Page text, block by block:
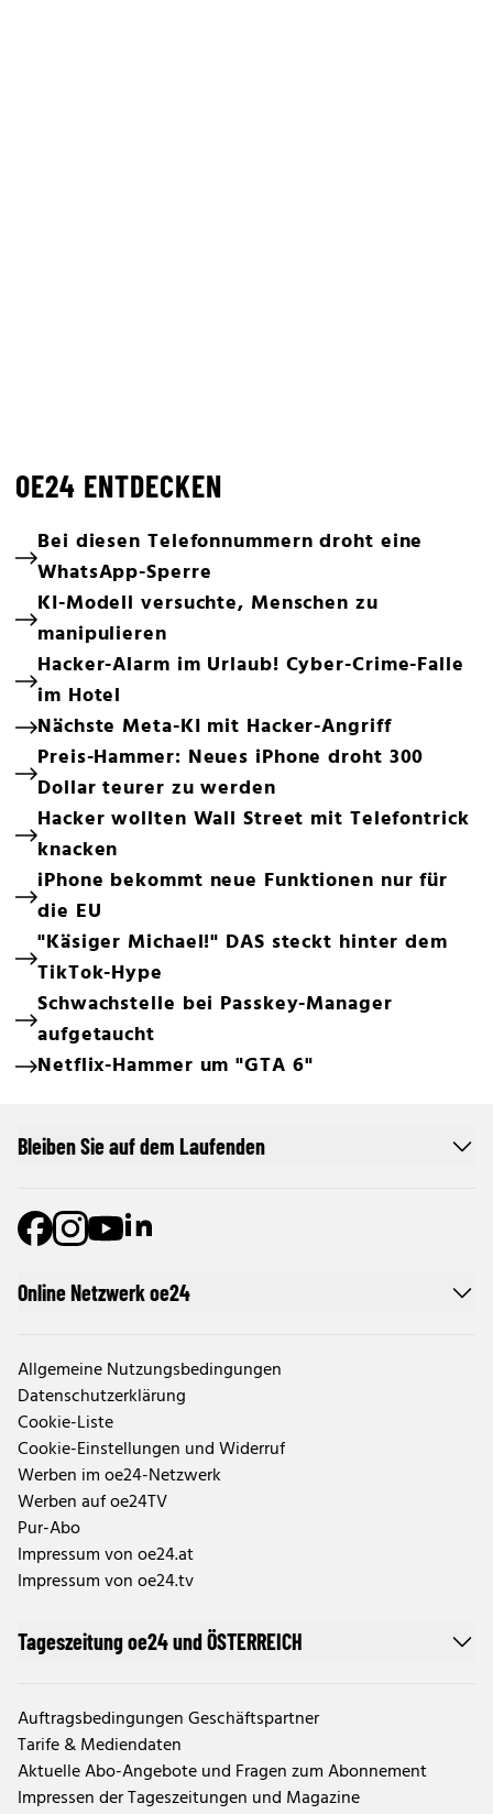
OE24 ENTDECKEN
Bei diesen Telefonnummern droht eine
WhatsApp-Sperre
KI-Modell versuchte, Menschen zu
manipulieren
Hacker-Alarm im Urlaub! Cyber-Crime-Falle
im Hotel
Nächste Meta-KI mit Hacker-Angriff
Preis-Hammer: Neues iPhone droht 300
Dollar teurer zu werden
Hacker wollten Wall Street mit Telefontrick
knacken
iPhone bekommt neue Funktionen nur für
die EU
"Käsiger Michael!" DAS steckt hinter dem
TikTok-Hype
Schwachstelle bei Passkey-Manager
aufgetaucht
Netflix-Hammer um "GTA 6"
Online Netzwerk oe24
Allgemeine Nutzungsbedingungen
Datenschutzerklärung
Cookie-Liste
Cookie-Einstellungen und Widerruf
Werben im oe24-Netzwerk
Werben auf oe24TV
Pur-Abo
Impressum von oe24.at
Impressum von oe24.tv
Tageszeitung oe24 und ÖSTERREICH
Auftragsbedingungen Geschäftspartner
Tarife & Mediendaten
Aktuelle Abo-Angebote und Fragen zum Abonnement
Impressen der Tageszeitungen und Magazine
Bleiben Sie auf dem Laufenden